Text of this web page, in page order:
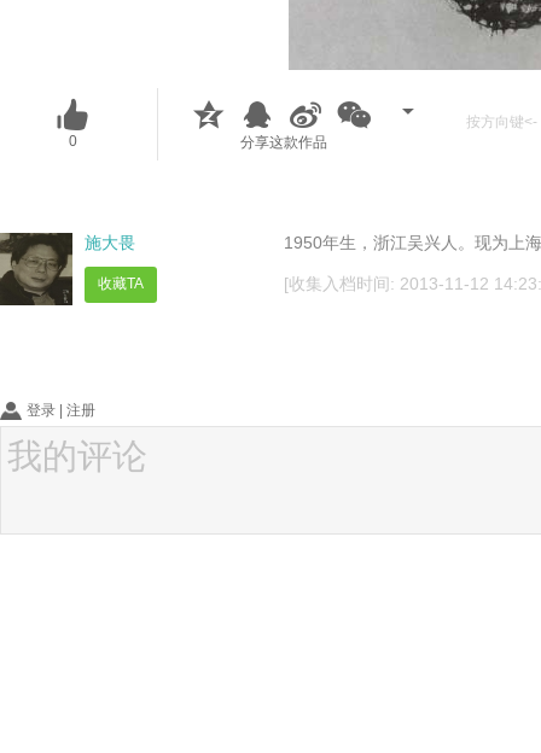
0 分享这款作品
按方向键
1950年生，浙江吴兴人。现为上
[收集入档时间: 2013-11-12
施大畏
收藏TA
登录 注册